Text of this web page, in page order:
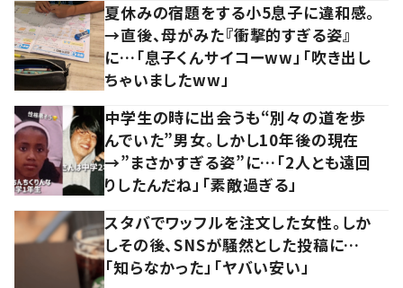
夏休みの宿題をする小5息子に違和感。
→直後、母がみた『衝撃的すぎる姿』
に…「息子くんサイコーww」「吹き出し
ちゃいましたww」
中学生の時に出会うも“別々の道を歩
んでいた”男女。しかし10年後の現在
→”まさかすぎる姿”に…「2人とも遠回
りしたんだね」「素敵過ぎる」
スタバでワッフルを注文した女性。しか
しその後、SNSが騒然とした投稿に…
「知らなかった」「ヤバい安い」